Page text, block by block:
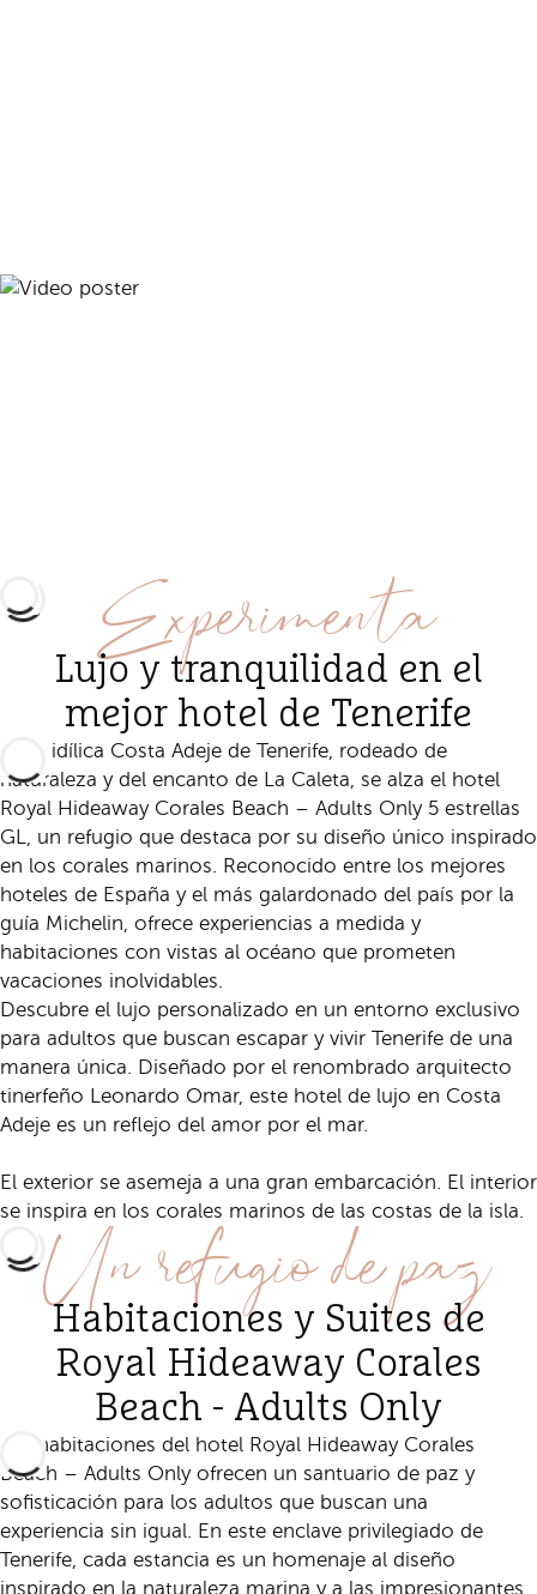
Experimenta
Lujo y tranquilidad en el
mejor hotel de Tenerife
En la idílica Costa Adeje de Tenerife, rodeado de
naturaleza y del encanto de La Caleta, se alza el hotel
Royal Hideaway Corales Beach – Adults Only 5 estrellas
GL, un refugio que destaca por su diseño único inspirado
en los corales marinos. Reconocido entre los mejores
hoteles de España y el más galardonado del país por la
guía Michelin, ofrece experiencias a medida y
habitaciones con vistas al océano que prometen
vacaciones inolvidables.
Descubre el lujo personalizado en un entorno exclusivo
para adultos que buscan escapar y vivir Tenerife de una
manera única. Diseñado por el renombrado arquitecto
tinerfeño Leonardo Omar, este hotel de lujo en Costa
Adeje es un reflejo del amor por el mar.
El exterior se asemeja a una gran embarcación. El interior
se inspira en los corales marinos de las costas de la isla.
Un refugio de paz
Habitaciones y Suites de
Royal Hideaway Corales
Beach - Adults Only
Las habitaciones del hotel Royal Hideaway Corales
Beach – Adults Only ofrecen un santuario de paz y
sofisticación para los adultos que buscan una
experiencia sin igual. En este enclave privilegiado de
Tenerife, cada estancia es un homenaje al diseño
inspirado en la naturaleza marina y a las impresionantes